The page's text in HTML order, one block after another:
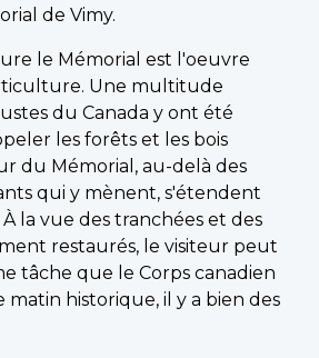
de Vimy.
le Mémorial est l'oeuvre
Une multitude
du Canada y ont été
les forêts et les bois
du Mémorial, au-delà des
qui y mènent, s'étendent
À la vue des tranchées et des
restaurés, le visiteur peut
tâche que le Corps canadien
historique, il y a bien des